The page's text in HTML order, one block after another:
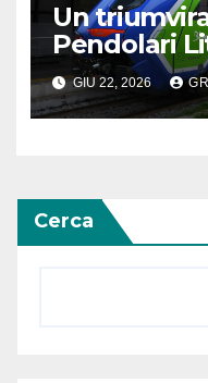
Un
Pendolari
Nord
GIU 22, 2026
Cerca